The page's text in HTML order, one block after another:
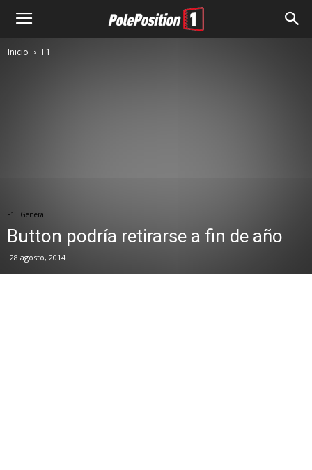
Inicio F1
F1 General
Button podría retirarse a fin de año
28 agosto, 2014